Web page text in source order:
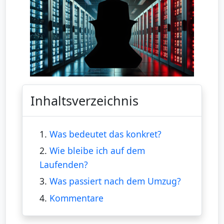
Inhaltsverzeichnis
1. Was bedeutet das konkret?
2. Wie bleibe ich auf dem
Laufenden?
3. Was passiert nach dem Umzug?
4. Kommentare